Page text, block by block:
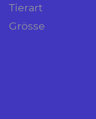
Tierart
Grösse